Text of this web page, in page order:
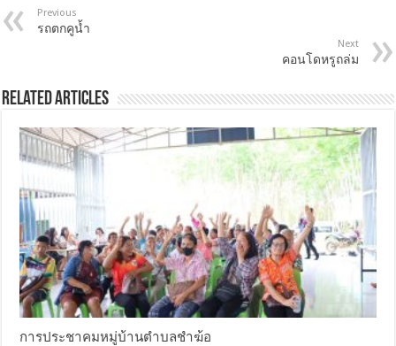
Previous
รถตกคูน้ำ
Next
คอนโดหรูถล่ม
Related Articles
การประชาคมหมู่บ้านตำบลชำฆ้อ